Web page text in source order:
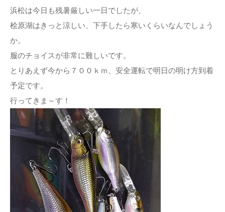
浜松は今日も残暑厳しい一日でしたが、
桧原湖はきっと涼しい、下手したら寒いくらいなんでしょう
か。
服のチョイスが非常に難しいです。
とりあえず今から７００ｋｍ、安全運転で明日の明け方到着
予定です。
行ってきま～す！
メディア出演